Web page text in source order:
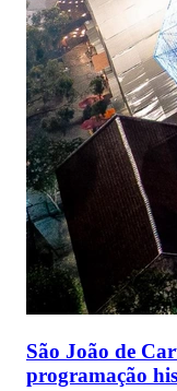
São João de
programação